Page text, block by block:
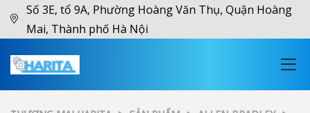
Số 3E, tổ 9A, Phường Hoàng Văn Thụ, Quận Hoàng
Mai, Thành phố Hà Nội